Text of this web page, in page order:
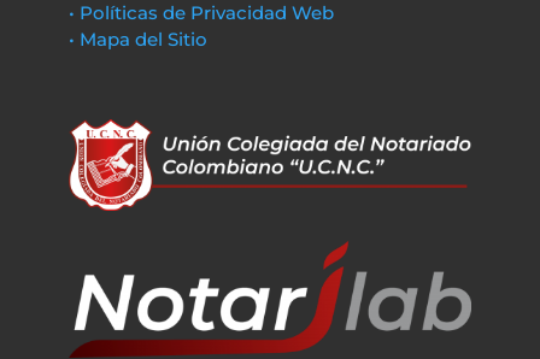
• Políticas de Privacidad Web
• Mapa del Sitio